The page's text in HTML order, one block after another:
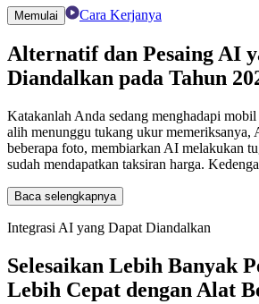
Memulai Cara Kerjanya
Alternatif dan Pesaing AI
Diandalkan pada Tahun
Katakanlah Anda sedang menghadapi
alih menunggu tukang ukur memeriksanya,
beberapa foto, membiarkan AI melakukan
sudah mendapatkan taksiran harga.
Baca selengkapnya
Integrasi AI yang Dapat Diandalkan
Selesaikan Lebih Banyak
Lebih Cepat dengan Alat